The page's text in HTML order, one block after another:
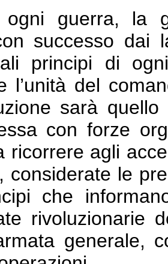
guerra, la
successo dai
principi di
l’unità del
sarà
con forze
ricorrere agli
considerate le
che
rivoluzionarie
generale,